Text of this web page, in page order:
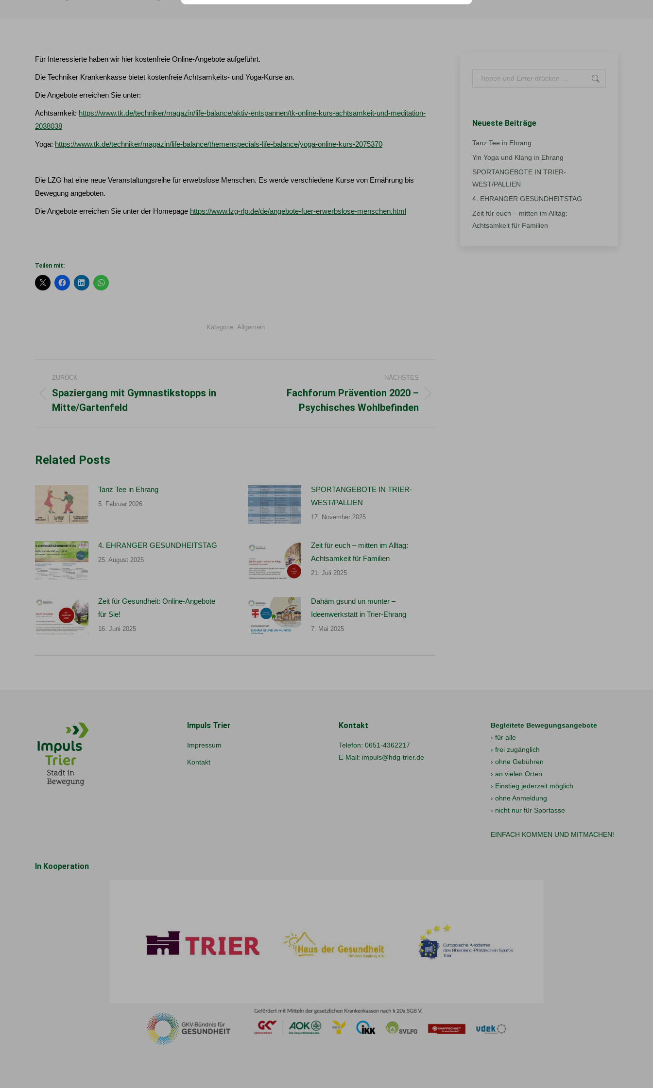
Für Interessierte haben wir hier kostenfreie Online-Angebote aufgeführt.
Die Techniker Krankenkasse bietet kostenfreie Achtsamkeits- und Yoga-Kurse an.
Die Angebote erreichen Sie unter:
Achtsamkeit: https://www.tk.de/techniker/magazin/life-balance/aktiv-entspannen/tk-online-kurs-achtsamkeit-und-meditation-
2038038
Yoga: https://www.tk.de/techniker/magazin/life-balance/themenspecials-life-balance/yoga-online-kurs-2075370
Die LZG hat eine neue Veranstaltungsreihe für erwebslose Menschen. Es werde verschiedene Kurse von Ernährung bis
Bewegung angeboten.
Die Angebote erreichen Sie unter der Homepage https://www.lzg-rlp.de/de/angebote-fuer-erwerbslose-menschen.html
Teilen mit:
Kategorie: Allgemein
ZURÜCK
Vorheriger
Beitrag:
Spaziergang mit Gymnastikstopps in
Mitte/Gartenfeld
NÄCHSTES
Fachforum Prävention 2020 –
Psychisches Wohlbefinden
Related Posts
Tanz Tee in Ehrang
5. Februar 2026
SPORTANGEBOTE IN TRIER-
WEST/PALLIEN
17. November 2025
4. EHRANGER GESUNDHEITSTAG
25. August 2025
Zeit für euch – mitten im Alltag:
Achtsamkeit für Familien
21. Juli 2025
Zeit für Gesundheit: Online-Angebote
für Sie!
16. Juni 2025
Dahäm gsund un munter –
Ideenwerkstatt in Trier-Ehrang
7. Mai 2025
Search:
Neueste Beiträge
Tanz Tee in Ehrang
Yin Yoga und Klang in Ehrang
SPORTANGEBOTE IN TRIER-
WEST/PALLIEN
4. EHRANGER GESUNDHEITSTAG
Zeit für euch – mitten im Alltag:
Achtsamkeit für Familien
Impuls Trier
Impressum
Kontakt
Kontakt
Telefon: 0651-4362217
E-Mail: impuls@hdg-trier.de
Begleitete Bewegungsangebote
› für alle
› frei zugänglich
› ohne Gebühren
› an vielen Orten
› Einstieg jederzeit möglich
› ohne Anmeldung
› nicht nur für Sportasse
EINFACH KOMMEN UND MITMACHEN!
In Kooperation